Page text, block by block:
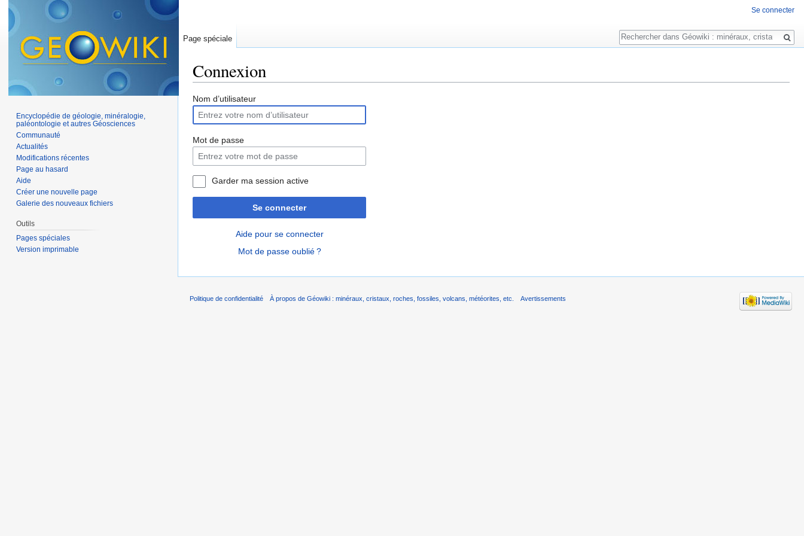
Connexion
Nom d’utilisateur
Mot de passe
Garder ma session active
Se connecter
Aide pour se connecter
Mot de passe oublié ?
Se connecter
Page spéciale
Rechercher
Encyclopédie de géologie, minéralogie,
paléontologie et autres Géosciences
Communauté
Actualités
Modifications récentes
Page au hasard
Aide
Créer une nouvelle page
Galerie des nouveaux fichiers
Outils
Pages spéciales
Version imprimable
Politique de confidentialité À propos de Géowiki : minéraux, cristaux, roches, fossiles, volcans, météorites, etc. Avertissements